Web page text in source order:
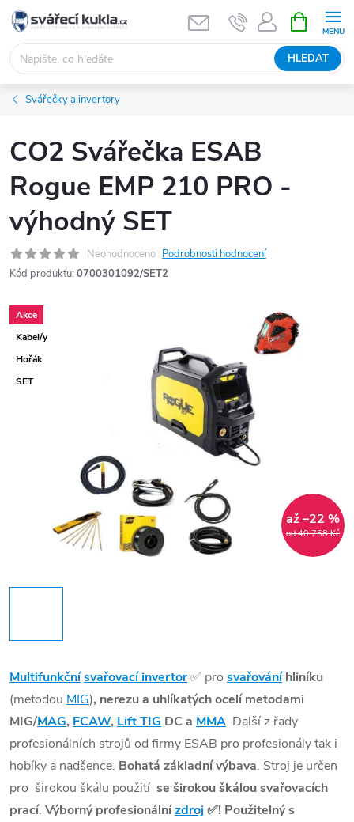
Přejít na obsah
HLEDAT
Svářečky a invertory
CO2 Svářečka ESAB
Rogue EMP 210 PRO -
výhodný SET
Neohodnoceno Podrobnosti hodnocení
Kód produktu: 0700301092/SET2
Akce
Kabel/y
Hořák
SET
od 40 758 Kč
až –22 %
Multifunkčnísvařovací invertor✅ pro svařováníhliníku
(metodou MIG), nerezu a uhlíkatých ocelí metodami
MIG/MAG, FCAW, Lift TIG DC a MMA. Další z řady
profesionálních strojů od firmy ESAB pro profesionály tak i
hobíky a nadšence. Bohatá základní výbava. Stroj je určen
pro širokou škálu použití se širokou škálou svařovacích
prací. Výborný profesionálnízdroj✅! Použitelný s